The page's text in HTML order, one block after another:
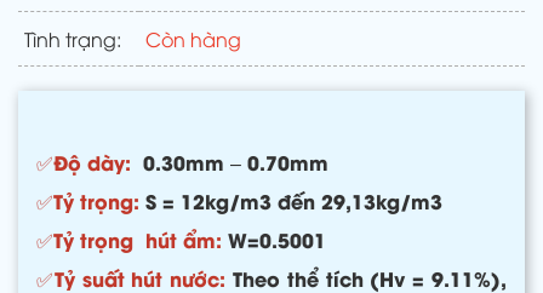
Tình trạng: Còn hàng
✅Độ dày: 0.30mm – 0.70mm
✅Tỷ trọng: S = 12kg/m3 đến 29,13kg/m3
✅Tỷ trọng hút ẩm: W=0.5001
✅Tỷ suất hút nước: Theo thể tích (Hv = 9.11%),